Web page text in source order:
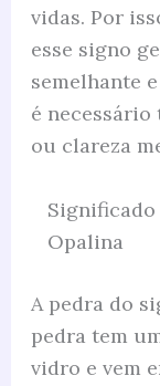
vidas. Por
esse signo
semelhante
é
ou clareza
Opalina
A pedra do
pedra tem
vidro e vem